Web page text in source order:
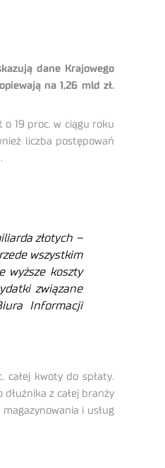
dane Krajowego
na 1,26 mld zł.
o 19 proc. w ciągu roku
liczba postępowań
złotych –
wszystkim
wyższe koszty
związane
Informacji
całej kwoty do spłaty.
z całej branży
i usług